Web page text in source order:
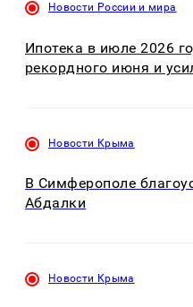
Новости России и мира
Ипотека в июле 2026
рекордного июня и
Новости Крыма
В Симферополе
Абдалки
Новости Крыма